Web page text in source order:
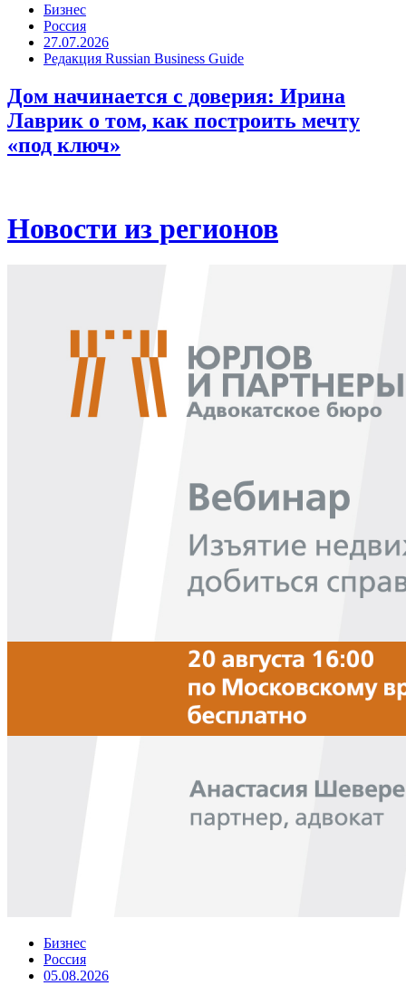
Бизнес
Россия
27.07.2026
Редакция Russian Business Guide
Дом начинается с доверия: Ирина
Лаврик о том, как построить мечту
«под ключ»
Новости из регионов
Бизнес
Россия
05.08.2026